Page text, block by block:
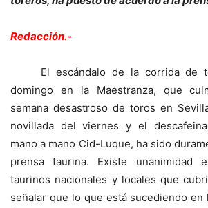
Redacción.-
El escándalo de la corrida de
domingo en la Maestranza, que
semana desastroso de toros en
novillada del viernes y el
mano a mano Cid-Luque, ha sido
prensa taurina. Existe unanimidad
taurinos nacionales y locales que
señalar que lo que está sucediendo en